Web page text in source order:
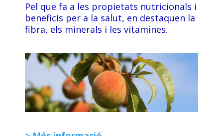
Pel que fa a les propietats nutricionals i
beneficis per a la salut, en destaquen la
fibra, els minerals i les vitamines.